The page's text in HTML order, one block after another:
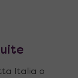
Italia o